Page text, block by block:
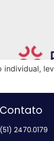
Contato
(51) 2470.0179